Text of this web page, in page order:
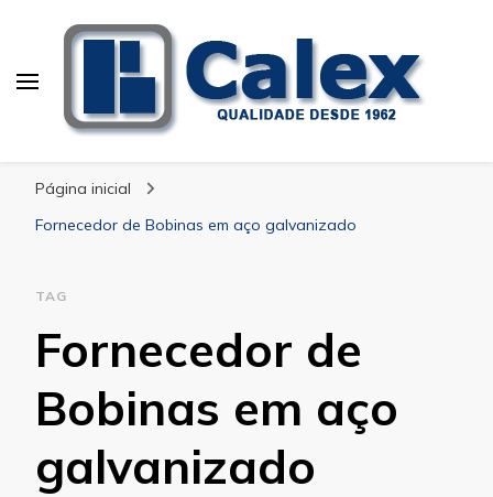
Página inicial
Fornecedor de Bobinas em aço galvanizado
TAG
Fornecedor de
Bobinas em aço
galvanizado